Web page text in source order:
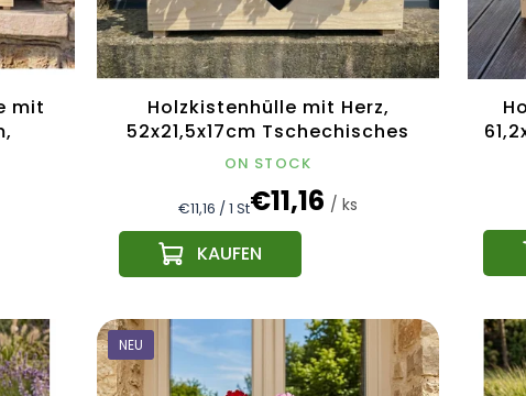
mit
Holzkistenhülle mit Herz,
52x21,5x17cm Tschechisches
Produkt
ON STOCK
€11,16 / ks
Verkaufspreis:
€11,16 / 1 St
NEU